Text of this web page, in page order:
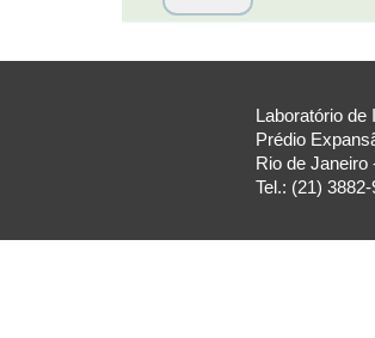
Laboratório
Prédio
Rio de Janeiro
Tel.: (21)